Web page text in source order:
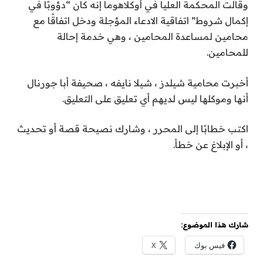
وقالت المحكمة العليا في أوكلاهوما إنه كان “دؤوبًا في
إكمال شروط” اتفاقية الادعاء المؤجلة ودخل اتفاقًا مع
محامين لمساعدة المحامين ، وهي خدمة إحالة
للمحامين.
أخبرت محامية شيلدز ، شيلا نايفه ، صحيفة أبا جورنال
أنها وموكلها ليس لديهم أي تعليق على التعليق.
اكتب خطابًا إلى المحرر ، وشارك نصيحة قصة أو تحديث
، أو الإبلاغ عن خطأ.
شارك هذا الموضوع:
فيس بوك X